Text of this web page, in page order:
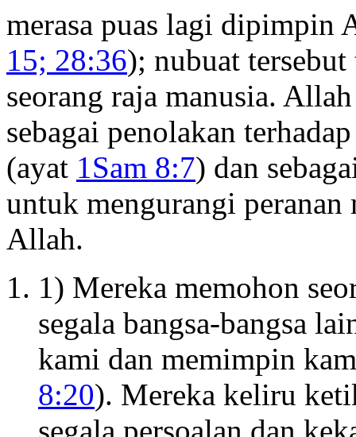
merasa puas lagi dipimpin
15; 28:36); nubuat
seorang raja manusia.
sebagai penolakan
(ayat 1Sam 8:7) dan
untuk mengurangi peranan
Allah.
1) Mereka memohon
segala bangsa-bangsa
kami dan memimpin
8:20). Mereka keliru
segala persoalan dan